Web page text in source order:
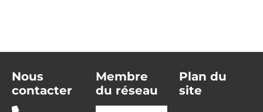
Nous
contacter
Membre
du réseau
Plan du
site